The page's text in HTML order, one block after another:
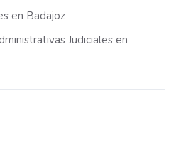
en Badajoz
Judiciales en